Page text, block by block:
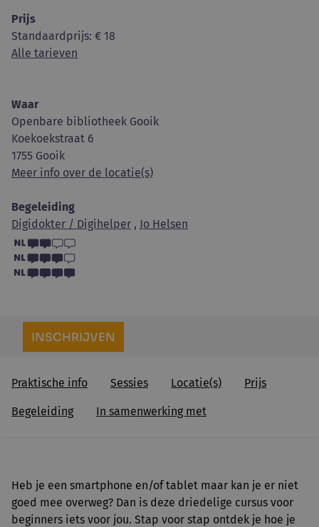
Prijs
Standaardprijs: € 18
Alle tarieven
Waar
Openbare bibliotheek Gooik
Koekoekstraat 6
1755 Gooik
Meer info over de locatie(s)
Begeleiding
Digidokter / Digihelper , Jo Helsen
INSCHRIJVEN
Praktische info Sessies Locatie(s) Prijs
Begeleiding In samenwerking met
Heb je een smartphone en/of tablet maar kan je er niet
goed mee overweg? Dan is deze driedelige cursus voor
beginners iets voor jou. Stap voor stap ontdek je hoe je